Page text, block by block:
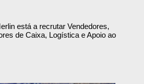
está a recrutar Vendedores,
de Caixa, Logística e Apoio ao